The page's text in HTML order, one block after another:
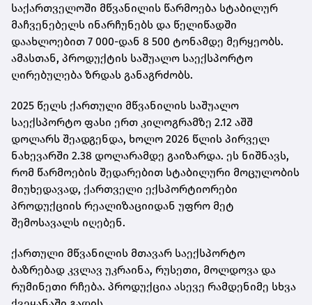
საქართველოში მწვანილის წარმოება სტაბილურ
მაჩვენებელს ინარჩუნებს და წელიწადში
დაახლოებით 7 000-დან 8 500 ტონამდე მერყეობს.
ამასთან, პროდუქტის საშუალო საექსპორტო
ღირებულება ზრდას განაგრძობს.
2025 წელს ქართული მწვანილის საშუალო
საექსპორტო ფასი ერთ კილოგრამზე 2.12 აშშ
დოლარს შეადგენდა, ხოლო 2026 წლის პირველ
ნახევარში 2.38 დოლარამდე გაიზარდა. ეს ნიშნავს,
რომ წარმოების შედარებით სტაბილური მოცულობის
მიუხედავად, ქართველი ექსპორტიორები
პროდუქციის რეალიზაციიდან უფრო მეტ
შემოსავალს იღებენ.
ქართული მწვანილის მთავარ საექსპორტო
ბაზრებად კვლავ უკრაინა, რუსეთი, მოლდოვა და
რუმინეთი რჩება. პროდუქცია ასევე რამდენიმე სხვა